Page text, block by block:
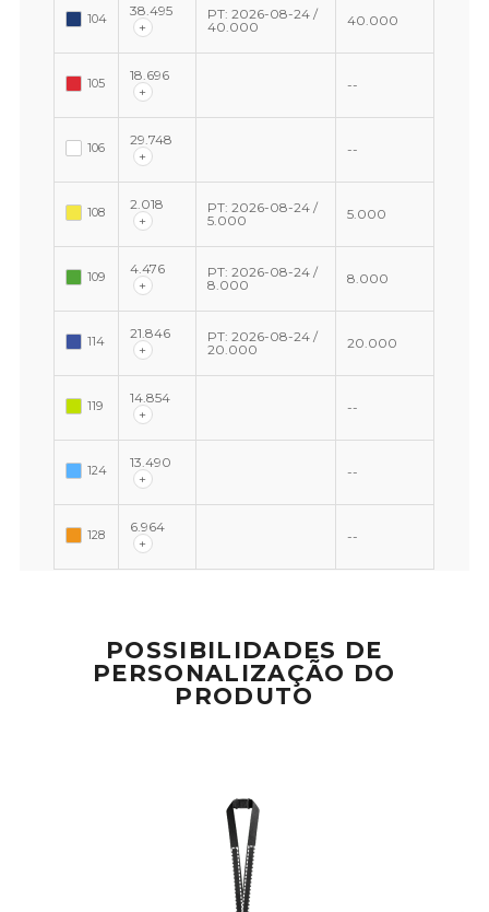
104
38.495
+
PT: 2026-08-24 /
40.000
40.000
105
18.696
+
--
106
29.748
+
--
108
2.018
+
PT: 2026-08-24 /
5.000
5.000
109
4.476
+
PT: 2026-08-24 /
8.000
8.000
114
21.846
+
PT: 2026-08-24 /
20.000
20.000
119
14.854
+
--
124
13.490
+
--
128
6.964
+
--
POSSIBILIDADES DE
PERSONALIZAÇÃO DO
PRODUTO